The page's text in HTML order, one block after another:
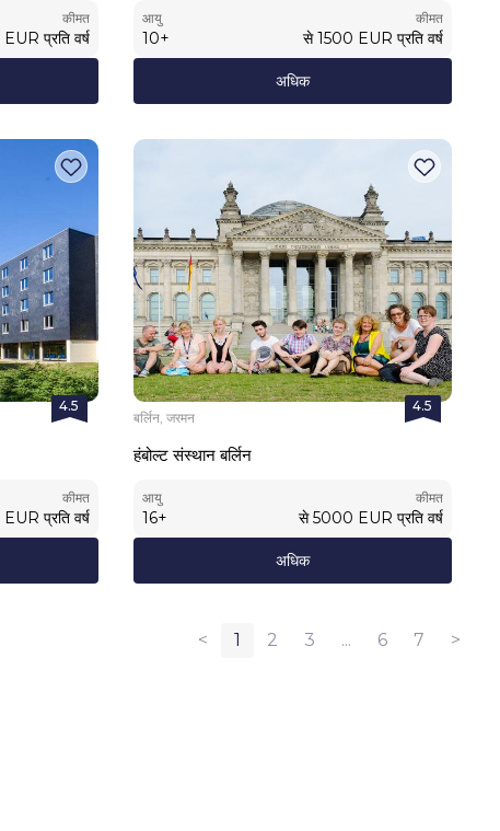
कीमत
EUR प्रति वर्ष
आयु
10+
कीमत
से 1500 EUR प्रति वर्ष
अधिक
4.5
कीमत
EUR प्रति वर्ष
4.5
बर्लिन, जरमन
हंबोल्ट संस्थान बर्लिन
आयु
16+
कीमत
से 5000 EUR प्रति वर्ष
अधिक
< 1 2 3 ... 6 7 >